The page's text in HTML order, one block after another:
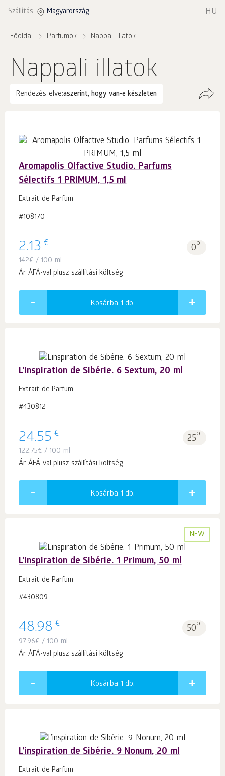
Szállítás: Magyarország HU
Főoldal Parfümök Nappali illatok
Nappali illatok
Rendezés elve:aszerint, hogy van-e készleten
Aromapolis Olfactive Studio. Parfums
Sélectifs 1 PRIMUM, 1,5 ml
Extrait de Parfum
#108170
2.13 € 0p.
142€ / 100 ml
Ár ÁFÁ-val plusz szállítási költség
Kosárba 1 db.
L’inspiration de Sibérie. 6 Sextum, 20 ml
Extrait de Parfum
#430812
24.55 € 25p.
122.75€ / 100 ml
Ár ÁFÁ-val plusz szállítási költség
Kosárba 1 db.
NEW
L’inspiration de Sibérie. 1 Primum, 50 ml
Extrait de Parfum
#430809
48.98 € 50p.
97.96€ / 100 ml
Ár ÁFÁ-val plusz szállítási költség
Kosárba 1 db.
L’inspiration de Sibérie. 9 Nonum, 20 ml
Extrait de Parfum